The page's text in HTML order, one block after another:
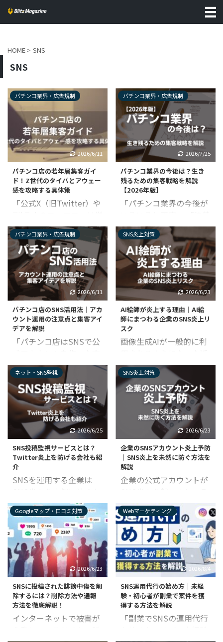
HOME > SNS
SNS
パチンコ業界・広告規制
2026/6/11
パチンコ店の若年層集客ガイ
ド！Z世代のタイパとアウェー
感を攻略する具体策
「公式X（旧Twitter）や
えたのに、実際の来店に
繋がらない」 「たまに若
いお客様が来ても、常連
の高齢層が作る空気感に
馴染めずすぐ帰ってしま
う」 このように、多くの
パチンコ店では新規若年
層の獲得に頭を悩ませて
います。 「効率（タイ
パ）」を重視する今の若
者に、長時間拘束・高投
けがないと諦めてはいま
せんか？ しかし、最新の
市場データを見ると、10
代〜30代の若年層やスロ
ットプレイヤー、さらに
は女性客の「ホール回
帰」が明確な数字として
現れています。 若者が来
な ...
パチンコ業界・広告規制
2026/7/25
パチンコ業界の今後は？生き
残るための集客戦略を解説
【2026年版】
「パチンコ業界の今後が
や規制が厳しくなって未
来が見えない」 パチンコ
業界の今後についての見
解は、経営方針に関わる
重要な判断材料です。 将
来への懸念はパチンコ店
の集客施策にも関わるた
め、今の状況に悩んでい
るオーナー様も多いので
はないでしょうか？ この
記事では、様々な視点か
今後の予想を説明しま
す。 生き残るための集客
戦略のポイントも解説し
ているので、ぜひ参考に
してみてください。 【こ
の記事で分かること】 パ
チンコ業界の厳しい現状
パチンコ業界の有益な予
想 今後の集 ...
パチンコ業界・広告規制
2026/6/11
パチンコ店のSNS活用法｜アカ
ウント運用の注意点と集客アイ
デアを解説
「パチンコ店はSNSで公
がいい？」 「風営法が心
配。SNSでのパチンコの
情報発信に不安がある」
近年、パチンコ店の集客
に欠かせないSNS。スマ
ホとネットが普及した現
在では、チラシ等の紙媒
体での宣伝効果は非常に
厳しいものとなっていま
す。 しかしいざSNS運用
を始めようと思っても、
る法律や規則が年々厳し
くなっているため、不安
という人も多いでしょ
う。 この記事では、SNS
を始めようか悩んでいる
パチンコ店経営者の方に
向けて、パチンコ店の
SNS活用法について解説
します。 ...
SNS炎上対策
2026/6/23
AI絵師が炎上する理由｜AI絵
師にまつわる企業のSNS炎上リ
スク
画像生成AIが一般的に利
年では、AIイラストを作
成する「AI絵師」という
肩書が注目を集めていま
す。 しかし生成AIにまつ
わる話題は頻繁にSNS炎
上を引き起こすため、AI
絵師に関する扱いも充分
に注意すべきだと言える
でしょう。 この記事では
SNS運用をしている企業
向けに、AI絵師が炎上す
す。 AI絵師に関連した
SNS炎上事例や炎上リス
クも説明しているので、
ぜひ参考にしてみてくだ
さい。 ▼企業アカウント
のSNS炎上については、
こちらもチェック！ 企業
のSNSアカウント ...
ネット・SNS監視
2026/6/25
SNS投稿監視サービスとは？
Twitter炎上を防げる会社も紹
介
SNSを運用する企業は
めに、投稿の監視もあわ
せて行なっているケース
が多いです。 特に拡散力
の強いTwitterは炎上の
火種となる意見が投稿さ
れやすいため、投稿監視
サービスを利用して常に
警戒している企業も珍し
くありません。 この記事
では、そんなSNS投稿監
視サービスについて解説
SNS炎上対策
2026/6/23
企業のSNSアカウント炎上予防
｜SNS炎上を未然に防ぐ方法を
解説
企業の公式アカウントが
の企業に悪いイメージが
定着してしまうことは珍
しくありません。 炎上を
未然に防ぐためにはしっ
かりと予防する必要があ
りますが、あまり危機感
を感じていないSNS担当
者も少なくないのが現状
です。 この記事では、そ
んな企業アカウントの運
用担当者に向けて、SNS
Googleマップ・口コミ対策
2026/6/23
SNSに投稿された誹謗中傷を削
除するには？削除方法や通報
方法を徹底解説！
インターネットで被害が
Webマーケティング
2026/8/4
SNS運用代行の始め方｜未経
験・初心者が副業で案件を獲
得する方法を解説
「副業でSNSの運用代行